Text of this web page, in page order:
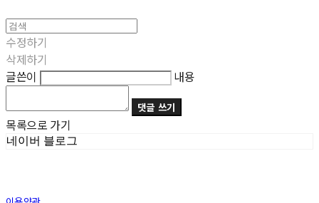
수정하기
삭제하기
글쓴이
내용
댓글 쓰기
목록으로 가기
네이버 블로그